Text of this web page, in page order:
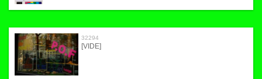
32294
[VIDE]